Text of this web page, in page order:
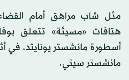
مثل شاب مراهق أمام
هتافات «مسيئة» تتعلق
أسطورة مانشستر يونايتد، في
مانشستر سيتي.